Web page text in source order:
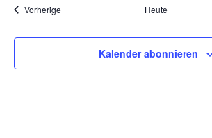
VorherigeVeranstaltungen Heute
Kalender abonnieren